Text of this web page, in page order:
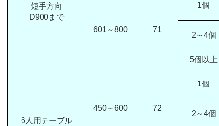
短手方向
D900まで
601～800 71
1個
2～4個
5個以上
6人用テーブル
450～600 72
1個
2～4個